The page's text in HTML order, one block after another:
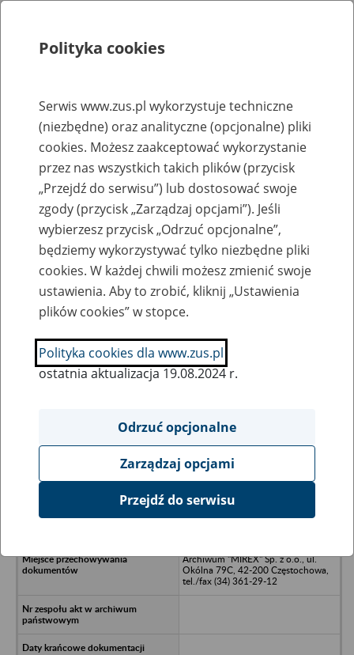
Rejestry, ewidencje i archiwa
Baza zlikwidowanych lub
przekształconych zakładów pracy
Nazwa zakładu pracy:
SZUKAJ
Ukryj wszystkie pozycje bazy
Rolnicza Spółdzielnia Produkcyjna w
Archiwum "MIREX" Sp. z o.o., ul.
Okólna 79C, 42-200 Częstochowa,
tel./fax (34) 361-29-12
Polityka cookies
Serwis www.zus.pl wykorzystuje techniczne
(niezbędne) oraz analityczne (opcjonalne) pliki
cookies. Możesz zaakceptować wykorzystanie
przez nas wszystkich takich plików (przycisk
„Przejdź do serwisu”) lub dostosować swoje
zgody (przycisk „Zarządzaj opcjami”). Jeśli
wybierzesz przycisk „Odrzuć opcjonalne”,
będziemy wykorzystywać tylko niezbędne pliki
cookies. W każdej chwili możesz zmienić swoje
ustawienia. Aby to zrobić, kliknij „Ustawienia
plików cookies” w stopce.
Polityka cookies dla www.zus.pl
ostatnia aktualizacja 19.08.2024 r.
Odrzuć opcjonalne
Zarządzaj opcjami
Przejdź do serwisu